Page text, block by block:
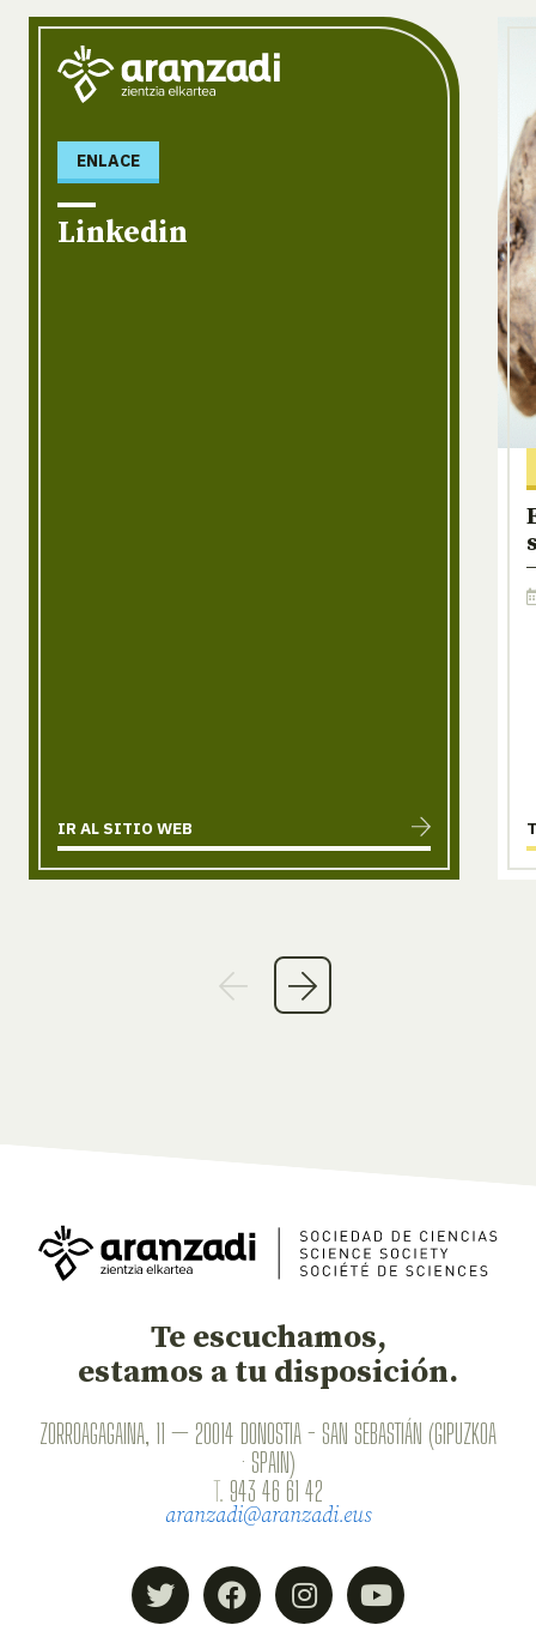
ENLACE
Linkedin
IR AL SITIO WEB
Te escuchamos,
estamos a tu disposición.
ZORROAGAGAINA, 11 — 20014 DONOSTIA - SAN SEBASTIÁN (GIPUZKOA
· SPAIN)
T. 943 46 61 42
aranzadi@aranzadi.eus